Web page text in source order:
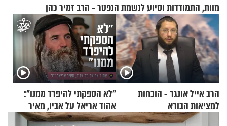
מוות, התמודדות וסיוע לנשמת הנפטר - הרב זמיר כהן
הרב אייל אונגר - הוכחות
למציאות הבורא
"לא הספקתי להיפרד ממנו":
אהוד אריאל על אביו, מאיר
אריאל ז"ל